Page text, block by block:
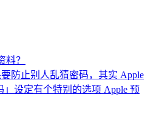
料？
防止别人乱猜密码，其实 Apple
」设定有个特别的选项 Apple 预